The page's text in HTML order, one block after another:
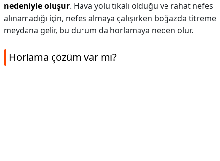
nedeniyle oluşur. Hava yolu tıkalı olduğu ve rahat nefes
alınamadığı için, nefes almaya çalışırken boğazda titreme
meydana gelir, bu durum da horlamaya neden olur.
Horlama çözüm var mı?